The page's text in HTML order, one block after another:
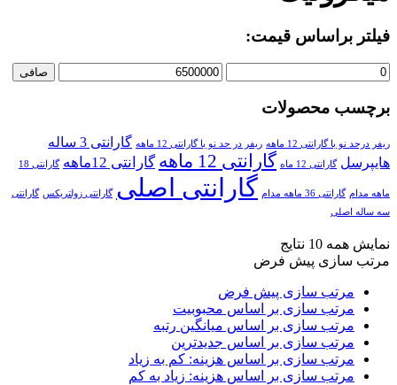
فیلتر براساس قیمت:
صافی
برچسب محصولات
ریفر درحد نو با گارانتی 12 ماهه ریفر در حد نو با گارانتی 12 ماهه
گارانتی 3 ساله
هایپرسل گارانتی 12 ماه گارانتی 12 ماهه گارانتی 12ماهه گارانتی 18
ماهه مدام گارانتی 36 ماهه مدام گارانتی اصلی گارانتی زولتریکس گارانتی
سه ساله اصلی
نمایش همه 10 نتایج
مرتب سازی پیش فرض
مرتب سازی پیش فرض
مرتب سازی بر اساس محبوبیت
مرتب سازی بر اساس میانگین رتبه
مرتب سازی بر اساس جدیدترین
مرتب سازی بر اساس هزینه: کم به زیاد
مرتب سازی بر اساس هزینه: زیاد به کم